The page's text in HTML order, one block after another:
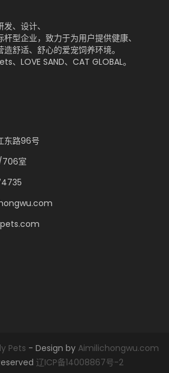
、设计、
型企业，致力于为用户提供健康、
舒适、舒心的爱宠饲养环境。
、LOVE SAND、CAT GLOBAL。
东路96号
706室
Pets - Design by Aimilichongwu.com
辽ICP备14008867号-2